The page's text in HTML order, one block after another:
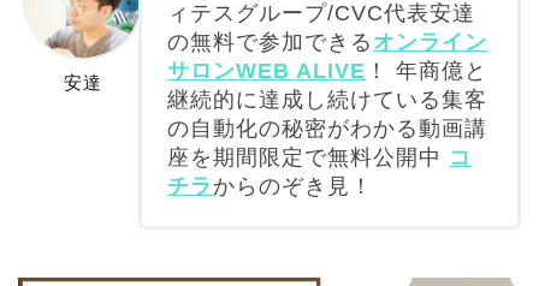
安達
ィテスグループ/CVC代表安達
の無料で参加できる オンライン
サロンWEB ALIVE ！ 年商億と
継続的に達成し続けている集客
の自動化の秘密がわかる動画講
座を期間限定で無料公開中 コ
チラ からのぞき見！